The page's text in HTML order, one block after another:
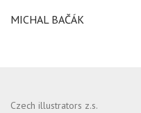
MICHAL BAČÁK
Czech illustrators z.s.